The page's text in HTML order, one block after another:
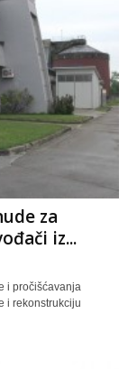
za
iz...
i pročišćavanja
i rekonstrukciju